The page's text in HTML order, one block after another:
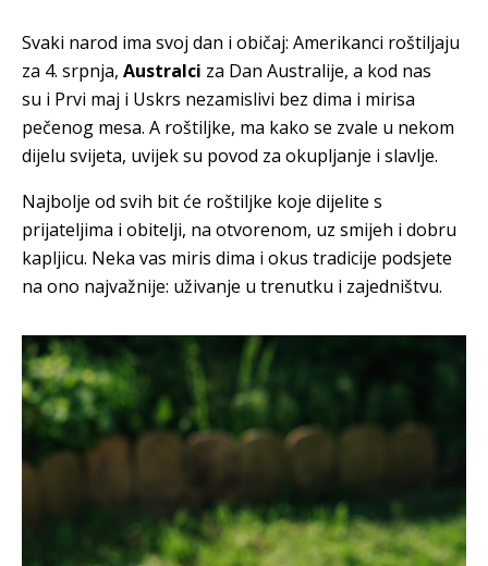
Svaki narod ima svoj dan i običaj: Amerikanci roštiljaju
za 4. srpnja, Australci za Dan Australije, a kod nas
su i Prvi maj i Uskrs nezamislivi bez dima i mirisa
pečenog mesa. A roštiljke, ma kako se zvale u nekom
dijelu svijeta, uvijek su povod za okupljanje i slavlje.
Najbolje od svih bit će roštiljke koje dijelite s
prijateljima i obitelji, na otvorenom, uz smijeh i dobru
kapljicu. Neka vas miris dima i okus tradicije podsjete
na ono najvažnije: uživanje u trenutku i zajedništvu.